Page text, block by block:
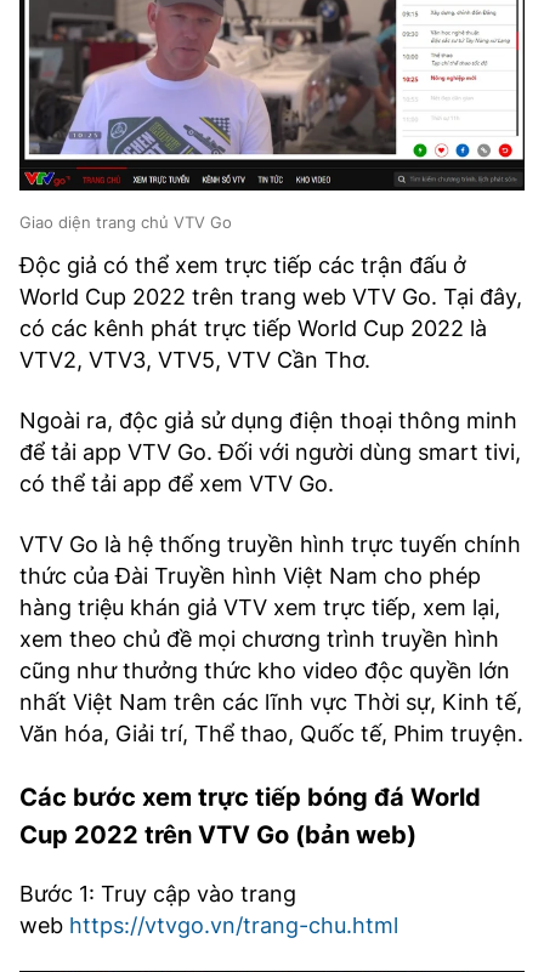
Hotline: 0981.119.189
Điện thoại: 024.38254756
MẠNG XÃ HỘI
Giao diện trang chủ VTV Go
Độc giả có thể xem trực tiếp các trận đấu ở
World Cup 2022 trên trang web VTV Go. Tại đây,
có các kênh phát trực tiếp World Cup 2022 là
VTV2, VTV3, VTV5, VTV Cần Thơ.
Ngoài ra, độc giả sử dụng điện thoại thông minh
để tải app VTV Go. Đối với người dùng smart tivi,
có thể tải app để xem VTV Go.
VTV Go là hệ thống truyền hình trực tuyến chính
thức của Đài Truyền hình Việt Nam cho phép
hàng triệu khán giả VTV xem trực tiếp, xem lại,
xem theo chủ đề mọi chương trình truyền hình
cũng như thưởng thức kho video độc quyền lớn
nhất Việt Nam trên các lĩnh vực Thời sự, Kinh tế,
Văn hóa, Giải trí, Thể thao, Quốc tế, Phim truyện.
Các bước xem trực tiếp bóng đá World
Cup 2022 trên VTV Go (bản web)
Bước 1: Truy cập vào trang
web https://vtvgo.vn/trang-chu.html